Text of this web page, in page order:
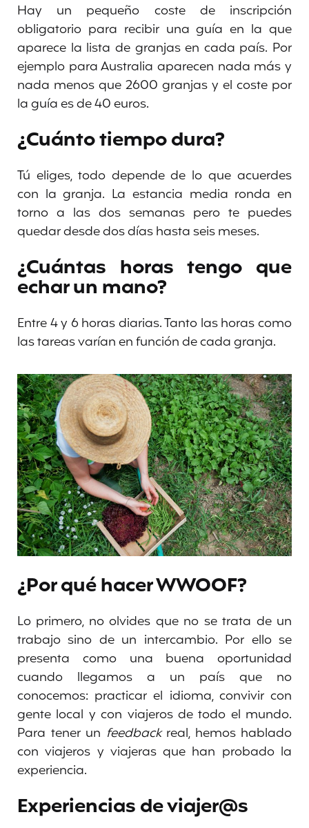
Hay un pequeño coste de inscripción
obligatorio para recibir una guía en la que
aparece la lista de granjas en cada país. Por
ejemplo para Australia aparecen nada más y
nada menos que 2600 granjas y el coste por
la guía es de 40 euros.
¿Cuánto tiempo dura?
Tú eliges, todo depende de lo que acuerdes
con la granja. La estancia media ronda en
torno a las dos semanas pero te puedes
quedar desde dos días hasta seis meses.
¿Cuántas horas tengo que
echar un mano?
Entre 4 y 6 horas diarias. Tanto las horas como
las tareas varían en función de cada granja.
¿Por qué hacer WWOOF?
Lo primero, no olvides que no se trata de un
trabajo sino de un intercambio. Por ello se
presenta como una buena oportunidad
cuando llegamos a un país que no
conocemos: practicar el idioma, convivir con
gente local y con viajeros de todo el mundo.
Para tener un feedbackreal, hemos hablado
con viajeros y viajeras que han probado la
experiencia.
Experiencias de viajer@s